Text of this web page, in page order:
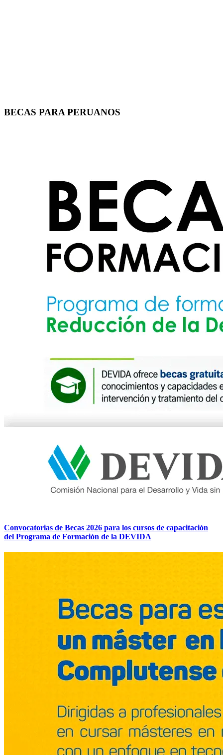
BECAS PARA PERUANOS
Convocatorias de Becas 2026 para los cursos de capacitación
del Programa de Formación de la DEVIDA